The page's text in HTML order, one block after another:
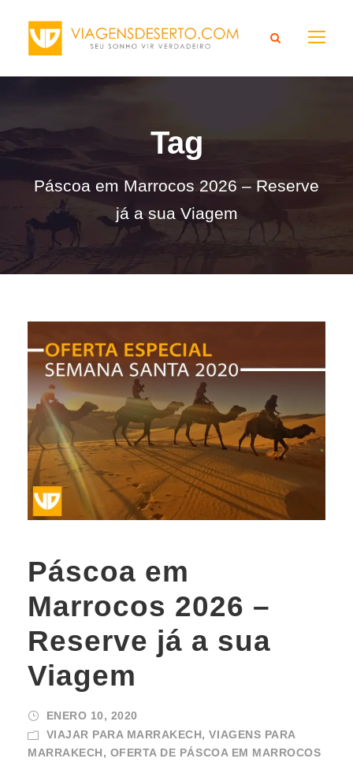
Tag
Páscoa em Marrocos 2026 – Reserve
já a sua Viagem
Páscoa em
Marrocos 2026 –
Reserve já a sua
Viagem
ENERO 10, 2020
VIAJAR PARA MARRAKECH, VIAGENS PARA
MARRAKECH, OFERTA DE PÁSCOA EM MARROCOS